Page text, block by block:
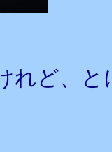
れど、